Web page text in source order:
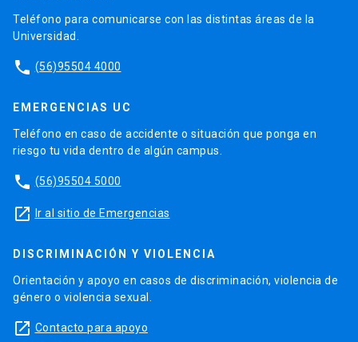
Teléfono para comunicarse con las distintas áreas de la
Universidad.
phone (56)95504 4000
EMERGENCIAS UC
Teléfono en caso de accidente o situación que ponga en
riesgo tu vida dentro de algún campus.
phone (56)95504 5000
launch Ir al sitio de Emergencias
DISCRIMINACIÓN Y VIOLENCIA
Orientación y apoyo en casos de discriminación, violencia de
género o violencia sexual.
launch Contacto para apoyo